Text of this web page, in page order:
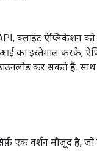
क्लाइंट ऐप्लिकेशन
का इस्तेमाल करके,
कर सकते हैं. साथ
एक वर्शन मौजूद है,